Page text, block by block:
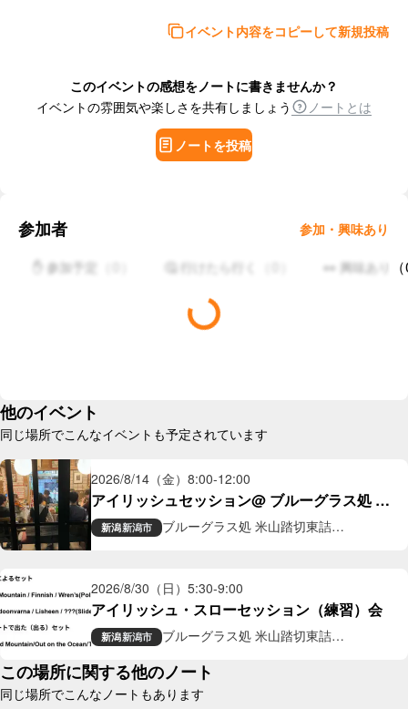
イベント内容をコピーして新規投稿
このイベントの感想をノートに書きませんか？
イベントの雰囲気や楽しさを共有しましょう
ノートとは
ノートを投稿
参加者 参加・興味あり
✋ 参加予定 🤔 行けたら行く 👀 興味あり （
他のイベント
同じ場所でこんなイベントも予定されています
2026/8/14（金） 8:00-12:00
アイリッシュセッション@ ブルーグラス処 米
山踏切東詰
新潟新潟市
ブルーグラス処 米山踏切東詰
2026/8/30（日） 5:30-9:00
アイリッシュ・スローセッション（練習）会
新潟新潟市
ブルーグラス処 米山踏切東詰
この場所に関する他のノート
同じ場所でこんなノートもあります